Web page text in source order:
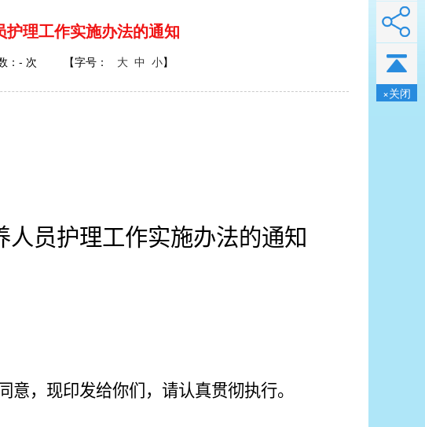
理工作实施办法的通知
： - 次 【字号： 大 中 小】
人员护理工作实施办法的通知
意，现印发给你们，请认真贯彻执行。
×关闭